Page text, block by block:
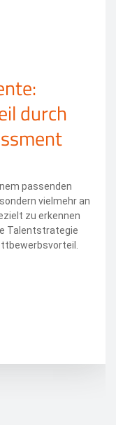
durch
passenden
vielmehr an
zu erkennen
Talentstrategie